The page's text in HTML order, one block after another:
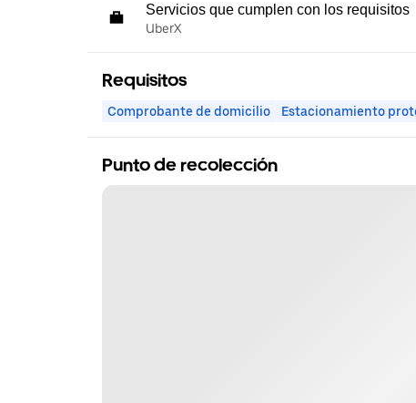
Servicios que cumplen con los requisitos
UberX
Requisitos
Comprobante de domicilio Estacionamiento
Punto de recolección